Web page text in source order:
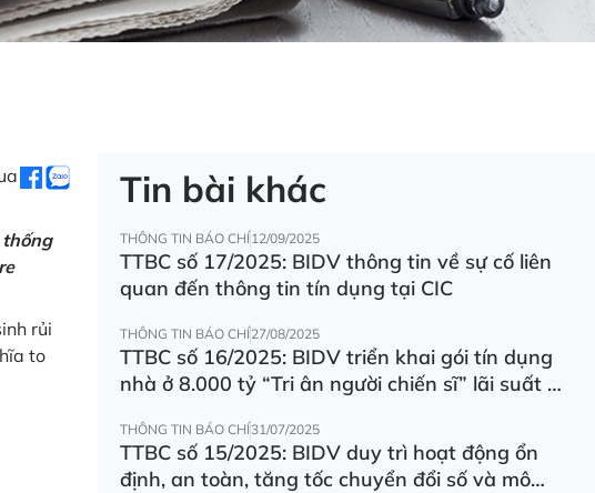
rủi
to
Tin bài khác
THÔNG TIN BÁO CHÍ12/09/2025
TTBC số 17/2025: BIDV thông tin về sự cố liên
quan đến thông tin tín dụng tại CIC
THÔNG TIN BÁO CHÍ27/08/2025
TTBC số 16/2025: BIDV triển khai gói tín dụng
nhà ở 8.000 tỷ “Tri ân người chiến sĩ” lãi suất ưu
THÔNG TIN BÁO CHÍ31/07/2025
TTBC số 15/2025: BIDV duy trì hoạt động ổn
định, an toàn, tăng tốc chuyển đổi số và mô